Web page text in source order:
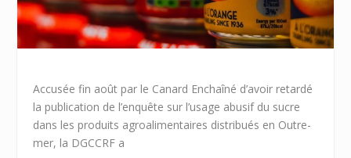
Accusée fin août par le Canard Enchaîné d’avoir retardé
la publication de l’enquête sur l’usage abusif du sucre
dans les produits agroalimentaires distribués en Outre-
mer, la DGCCRF a